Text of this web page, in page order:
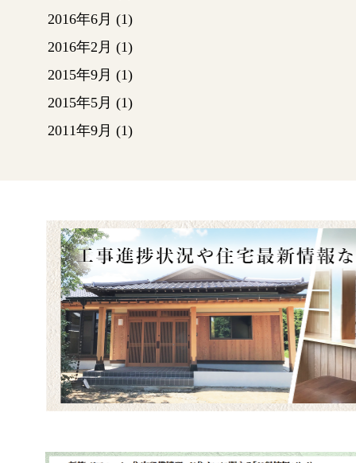
2016年6月 (1)
2016年2月 (1)
2015年9月 (1)
2015年5月 (1)
2011年9月 (1)